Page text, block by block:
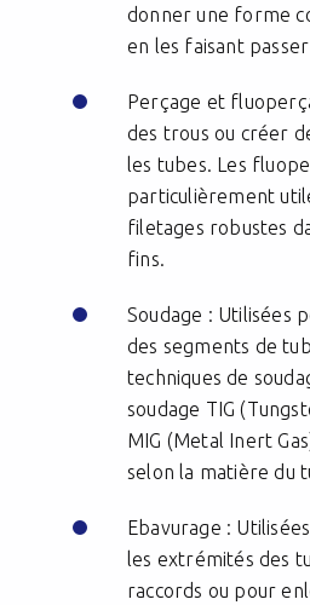
donner une forme
en les faisant
Perçage et
des trous ou créer
les tubes. Les
particulièrement
filetages robustes
fins.
Soudage : Utilisées
des segments de
techniques de
soudage TIG
MIG (Metal Inert
selon la matière du
Ebavurage :
les extrémités des
raccords ou pour